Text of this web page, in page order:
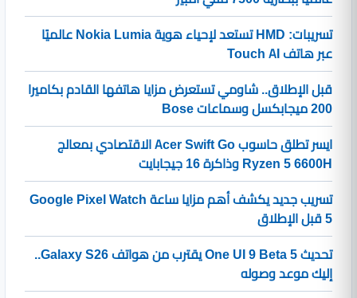
تسريبات: HMD تستعد لإحياء هوية Nokia Lumia عالميًا
عبر هاتف Touch AI
قبل الإطلاق.. شاومي تستعرض مزايا هاتفها القادم بكاميرا
200 ميجابكسل وسماعات Bose
ايسر تطلق حاسوب Acer Swift Go الاقتصادي بمعالج
Ryzen 5 6600H وذاكرة 16 جيجابايت
تسريب جديد يكشف أهم مزايا ساعة Google Pixel Watch
5 قبل الإطلاق
تحديث One UI 9 Beta 5 يقترب من هواتف Galaxy S26..
إليك موعد وصوله